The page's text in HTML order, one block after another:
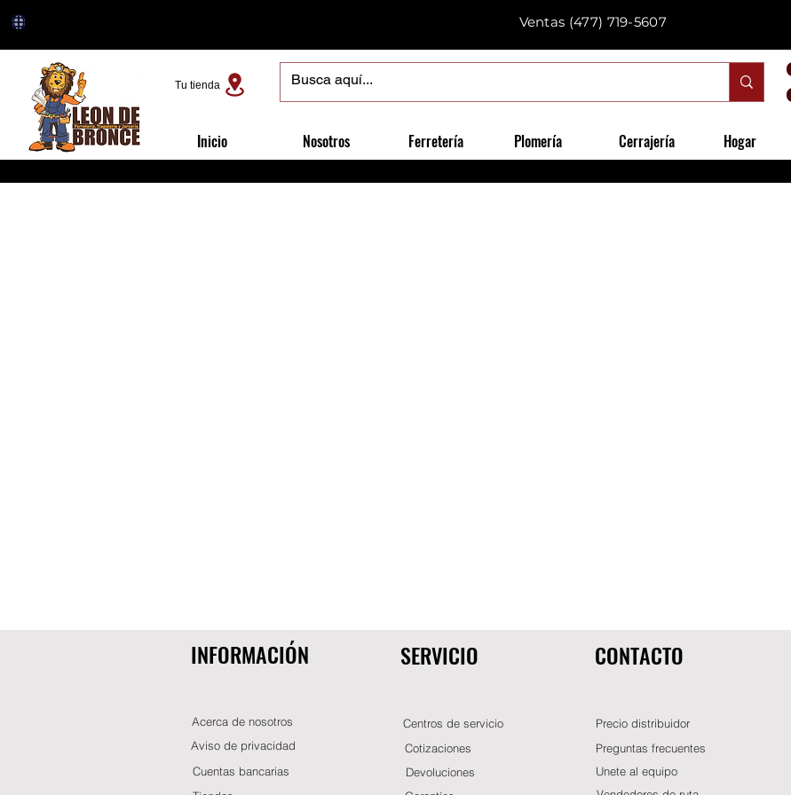
Ventas (477) 719-5607
Tu tienda
Inicio Nosotros Ferretería Plomería Cerrajería Hogar
INFORMACIÓN
Acerca de nosotros
Aviso de privacidad
Cuentas bancarias
SERVICIO
Centros de servicio
Cotizaciones
Devoluciones
CONTACTO
Precio distribuidor
Preguntas frecuentes
Unete al equipo